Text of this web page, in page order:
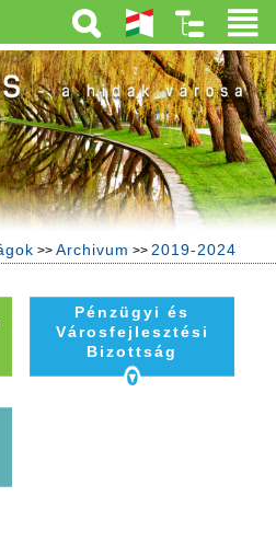
>> Archivum >> 2019-2024
Pénzügyi és
Városfejlesztési
Bizottság